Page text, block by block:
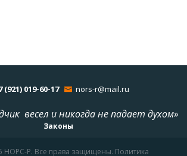
(921) 019-60-17 nors-r@mail.ru
весел и никогда не падает духом»
Законы
НОРС-Р. Все права защищены. Политика